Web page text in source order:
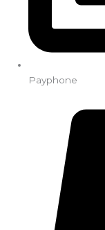
Payphone